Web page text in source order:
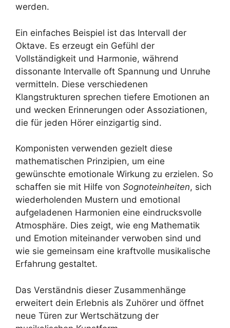
werden.
Ein einfaches Beispiel ist das Intervall der
Oktave. Es erzeugt ein Gefühl der
Vollständigkeit und Harmonie, während
dissonante Intervalle oft Spannung und Unruhe
vermitteln. Diese verschiedenen
Klangstrukturen sprechen tiefere Emotionen an
und wecken Erinnerungen oder Assoziationen,
die für jeden Hörer einzigartig sind.
Komponisten verwenden gezielt diese
mathematischen Prinzipien, um eine
gewünschte emotionale Wirkung zu erzielen. So
schaffen sie mit Hilfe von Sognoteinheiten, sich
wiederholenden Mustern und emotional
aufgeladenen Harmonien eine eindrucksvolle
Atmosphäre. Dies zeigt, wie eng Mathematik
und Emotion miteinander verwoben sind und
wie sie gemeinsam eine kraftvolle musikalische
Erfahrung gestaltet.
Das Verständnis dieser Zusammenhänge
erweitert dein Erlebnis als Zuhörer und öffnet
neue Türen zur Wertschätzung der